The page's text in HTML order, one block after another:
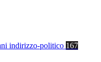
indirizzo-politico 167